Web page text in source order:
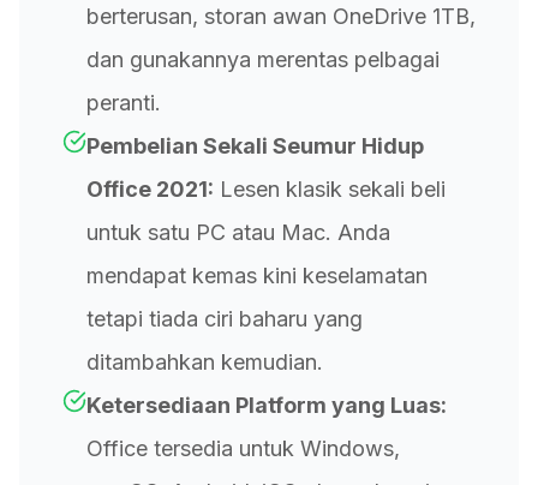
berterusan, storan awan OneDrive 1TB,
dan gunakannya merentas pelbagai
peranti.
Pembelian Sekali Seumur Hidup
Office 2021: Lesen klasik sekali beli
untuk satu PC atau Mac. Anda
mendapat kemas kini keselamatan
tetapi tiada ciri baharu yang
ditambahkan kemudian.
Ketersediaan Platform yang Luas:
Office tersedia untuk Windows,